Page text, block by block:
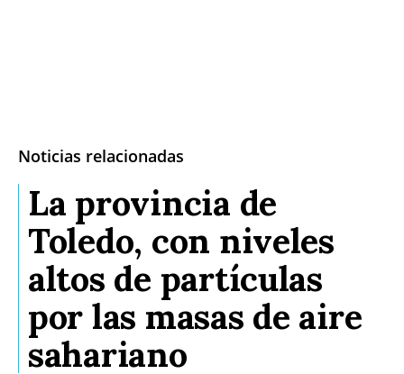
Noticias relacionadas
La provincia de
Toledo, con niveles
altos de partículas
por las masas de aire
sahariano